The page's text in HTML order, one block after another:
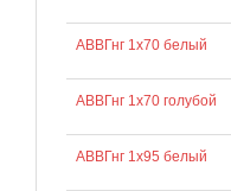
АВВГнг 1х70 белый
АВВГнг 1х70 голубой
АВВГнг 1х95 белый